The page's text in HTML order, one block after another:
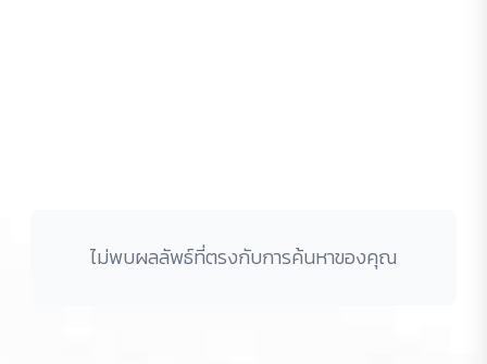
ไม่พบผลลัพธ์ที่ตรงกับการค้นหาของคุณ